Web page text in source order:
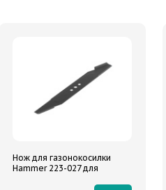
Нож для газонокосилки
Hammer 223-027 для